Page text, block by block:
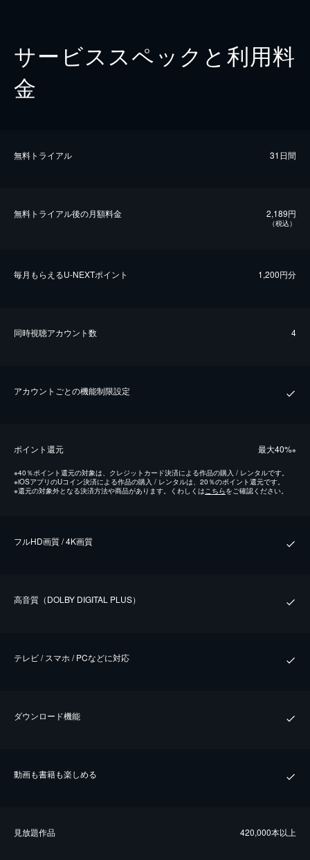
サービススペックと利用料
金
無料トライアル 31日間
無料トライアル後の⽉額料金 2,189円
（税込）
毎⽉もらえるU-NEXTポイント 1,200円分
同時視聴アカウント数 4
アカウントごとの機能制限設定
ポイント還元 最⼤40%※
※40％ポイント還元の対象は、クレジットカード決済による作品の購入 / レンタルです。
※iOSアプリのUコイン決済による作品の購入 / レンタルは、20％のポイント還元です。
※還元の対象外となる決済方法や商品があります。くわしくはこちらをご確認ください。
フルHD画質 / 4K画質
⾼⾳質（DOLBY DIGITAL PLUS）
テレビ / スマホ / PCなどに対応
ダウンロード機能
動画も書籍も楽しめる
⾒放題作品 420,000本以上